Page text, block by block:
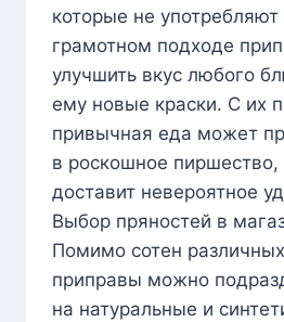
которые не
грамотном подходе
улучшить вкус любого
ему новые краски. С их
привычная еда может
в роскошное пиршество,
доставит невероятное
Выбор пряностей в
Помимо сотен
приправы можно
на натуральные и